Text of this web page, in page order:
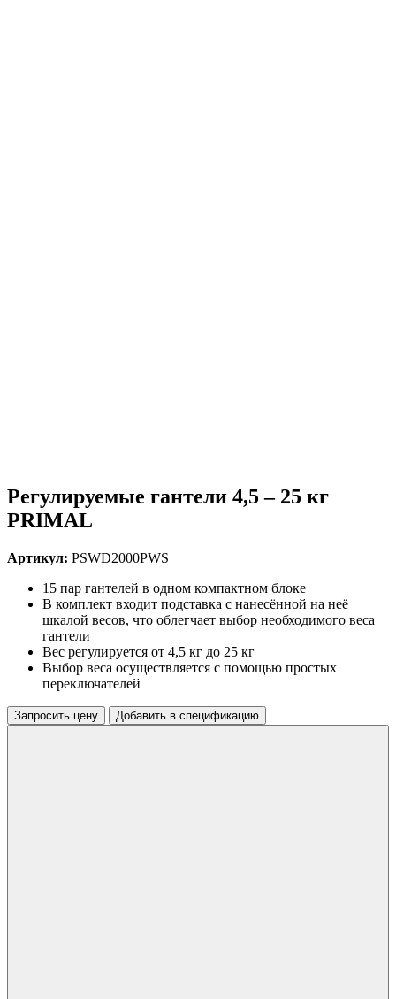
Регулируемые гантели 4,5 – 25 кг
PRIMAL
Артикул: PSWD2000PWS
15 пар гантелей в одном компактном блоке
В комплект входит подставка с нанесённой на неё
шкалой весов, что облегчает выбор необходимого веса
гантели
Вес регулируется от 4,5 кг до 25 кг
Выбор веса осуществляется с помощью простых
переключателей
Запросить цену Добавить в спецификацию